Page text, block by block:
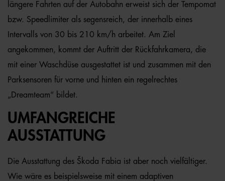
längere Fahrten auf der Autobahn erweist sich der Tempomat
bzw. Speedlimiter als segensreich, der innerhalb eines
Intervalls von 30 bis 210 km/h arbeitet. Am Ziel
angekommen, kommt der Auftritt der Rückfahrkamera, die
mit einer Waschdüse ausgestattet ist und zusammen mit den
Parksensoren für vorne und hinten ein regelrechtes
„Dreamteam“ bildet.
UMFANGREICHE
AUSSTATTUNG
Die Ausstattung des Škoda Fabia ist aber noch vielfältiger.
Wie wäre es beispielsweise mit einem adaptiven